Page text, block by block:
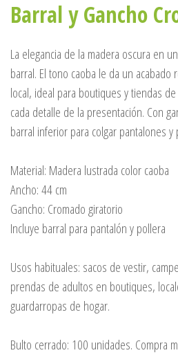
Barral y Gancho
La elegancia de la madera oscura en
barral. El tono caoba le da un
local, ideal para boutiques y tiendas
cada detalle de la presentación. Con
barral inferior para colgar pantalones y
Material: Madera lustrada color caoba
Ancho: 44 cm
Gancho: Cromado giratorio
Incluye barral para pantalón y pollera
Usos habituales: sacos de vestir,
prendas de adultos en boutiques,
guardarropas de hogar.
Bulto cerrado: 100 unidades. Compra